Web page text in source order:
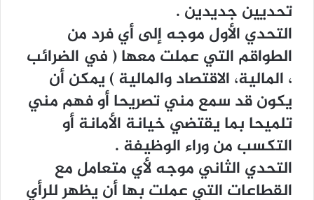
ﺗﺤﺪﻳﻴﻦ ﺟﺪﻳﺪﻳﻦ .
ﺍﻟﺘﺤﺪﻱ ﺍﻷﻭﻝ ﻣﻮﺟﻪ ﺇﻟﻰ ﺃﻱ ﻓﺮﺩ ﻣﻦ
ﺍﻟﻄﻮﺍﻗﻢ ﺍﻟﺘﻲ ﻋﻤﻠﺖ ﻣﻌﻬﺎ ‏( ﻓﻲ ﺍﻟﻀﺮﺍﺋﺐ
، ﺍﻟﻤﺎﻟﻴﺔ، ﺍﻻﻗﺘﺼﺎﺩ ﻭﺍﻟﻤﺎﻟﻴﺔ ‏) ﻳﻤﻜﻦ ﺃﻥ
ﻳﻜﻮﻥ ﻗﺪ ﺳﻤﻊ ﻣﻨﻲ ﺗﺼﺮﻳﺤﺎ ﺃﻭ ﻓﻬﻢ ﻣﻨﻲ
ﺗﻠﻤﻴﺤﺎ ﺑﻤﺎ ﻳﻘﺘﻀﻲ ﺧﻴﺎﻧﺔ ﺍﻷﻣﺎﻧﺔ ﺃﻭ
ﺍﻟﺘﻜﺴﺐ ﻣﻦ ﻭﺭﺍﺀ ﺍﻟﻮﻇﻴﻔﺔ .
ﺍﻟﺘﺤﺪﻱ ﺍﻟﺜﺎﻧﻲ ﻣﻮﺟﻪ ﻷﻱ ﻣﺘﻌﺎﻣﻞ ﻣﻊ
ﺍﻟﻘﻄﺎﻋﺎﺕ ﺍﻟﺘﻲ ﻋﻤﻠﺖ ﺑﻬﺎ ﺃﻥ ﻳﻈﻬﺮ ﻟﻠﺮﺃﻱ